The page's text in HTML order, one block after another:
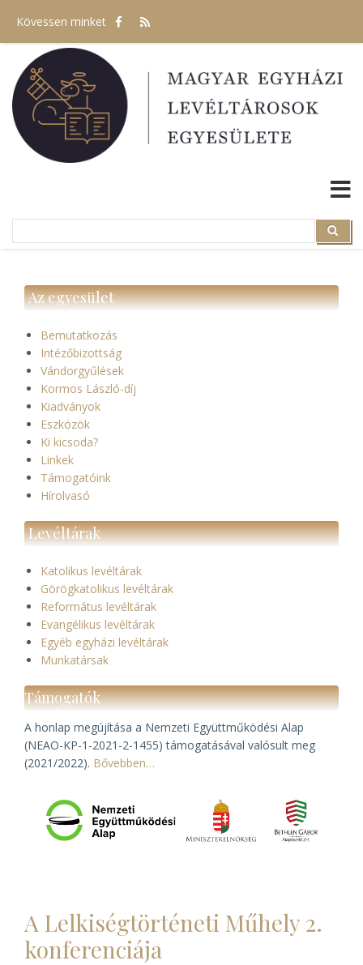
tartalomra
Kövessen minket
Search
Az egyesület
Bemutatkozás
Intézőbizottság
Vándorgyűlések
Kormos László-díj
Kiadványok
Eszközök
Ki kicsoda?
Linkek
Támogatóink
Hírolvasó
Levéltárak
Katolikus levéltárak
Görögkatolikus levéltárak
Református levéltárak
Evangélikus levéltárak
Egyéb egyházi levéltárak
Munkatársak
Támogatók
A honlap megújítása a Nemzeti Együttműködési Alap
(NEAO-KP-1-2021-2-1455) támogatásával valósult meg
(2021/2022). Bővebben…
A Lelkiségtörténeti Műhely 2.
konferenciája